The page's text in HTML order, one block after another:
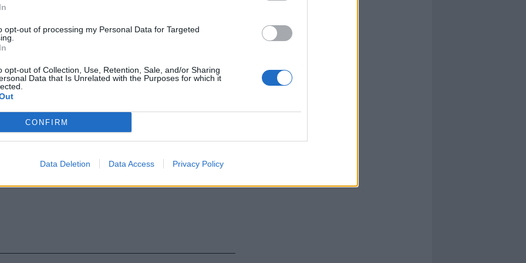
opt-out of processing my Personal Data for Targeted
opt-out of Collection, Use, Retention, Sale, and/or Sharing
Data that Is Unrelated with the Purposes for which it
CONFIRM
Data Deletion Data Access Privacy Policy
invece, altri 4 saloni e un terrazzo